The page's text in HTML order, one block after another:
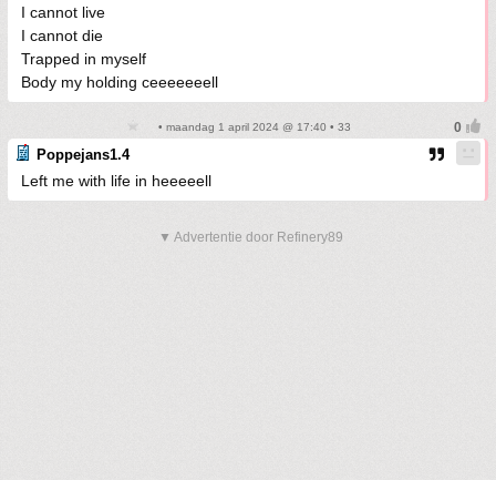
I cannot live
I cannot die
Trapped in myself
Body my holding ceeeeeeell
• maandag 1 april 2024 @ 17:40 • 33
Poppejans1.4
Left me with life in heeeeell
▼ Advertentie door Refinery89